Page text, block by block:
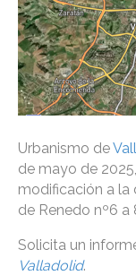
Urbanismo de
de mayo de
modificación a la
de Renedo nº6 a
Solicita un
Valladolid.